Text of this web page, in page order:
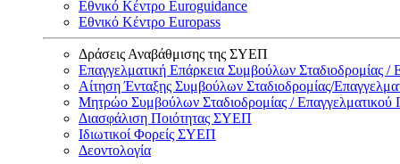
Εθνικό Κέντρο Euroguidance
Εθνικό Κέντρο Europass
Δράσεις Αναβάθμισης της ΣΥΕΠ
Επαγγελματική Επάρκεια Συμβούλων Σταδιοδρομίας /
Αίτηση Ένταξης Συμβούλων Σταδιοδρομίας/
Μητρώο Συμβούλων Σταδιοδρομίας / Επαγγελματικού
Διασφάλιση Ποιότητας ΣΥΕΠ
Ιδιωτικοί Φορείς ΣΥΕΠ
Δεοντολογία